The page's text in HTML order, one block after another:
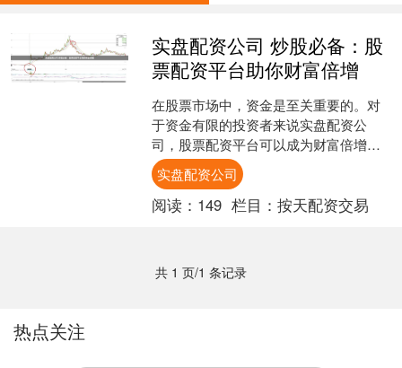
实盘配资公司 炒股必备：股
票配资平台助你财富倍增
在股票市场中，资金是至关重要的。对
于资金有限的投资者来说实盘配资公
司，股票配资平台可以成为财富倍增的
利器。 选择一家信誉良好的配资公司至
关重要。投资者应考虑公司....
实盘配资公司
阅读： 149 栏目： 按天配资交易
共 1 页/1 条记录
热点关注